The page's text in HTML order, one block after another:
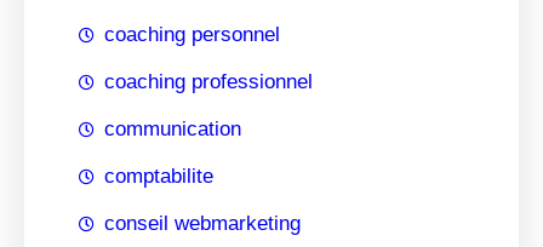
coaching personnel
coaching professionnel
communication
comptabilite
conseil webmarketing